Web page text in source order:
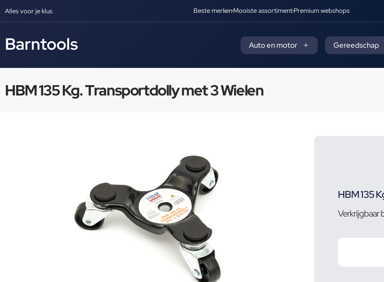
Alles voor je klus Beste merkenMooiste assortimentPremium webshops
Barntools Auto en motor Gereedschap
HBM 135 Kg. Transportdolly met 3 Wielen
HBM 135
Verkrijgbaar